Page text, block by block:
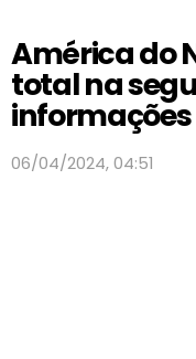
América do
total na
informações
06/04/2024, 04:51